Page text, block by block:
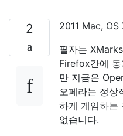
2
2011 Mac,
필자는
Firefox간에
만 지금은
오페라는 정상
하게 게임하는
없습니다.